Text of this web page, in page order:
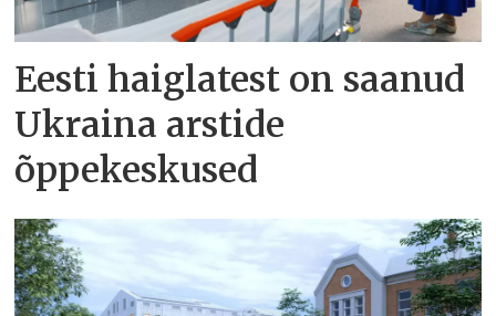
Eesti haiglatest on saanud
Ukraina arstide
õppekeskused